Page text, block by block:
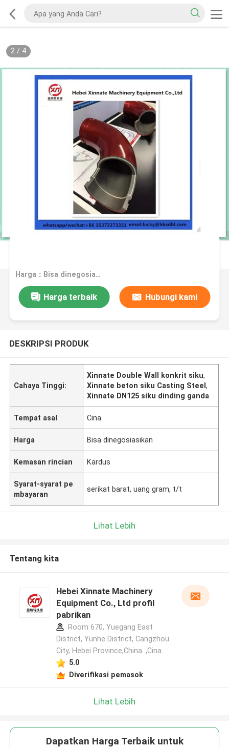
2/ 4
Harga：Bisa dinegosiasikan
Harga terbaik Hubungi kami
DESKRIPSI PRODUK
Cahaya Tinggi:
Xinnate Double Wall konkrit siku,
Xinnate beton siku Casting Steel,
Xinnate DN125 siku dinding ganda
Tempat asal Cina
Harga Bisa dinegosiasikan
Kemasan rincian Kardus
Syarat-syarat pe
mbayaran
serikat barat, uang gram, t/t
Lihat Lebih
Tentang kita
Hebei Xinnate Machinery
Equipment Co., Ltd profil
pabrikan
Room 670, Yuegang East
District, Yunhe District, Cangzhou
City, Hebei Province,China. ,Cina
5.0
Diverifikasi pemasok
Lihat Lebih
Dapatkan Harga Terbaik untuk